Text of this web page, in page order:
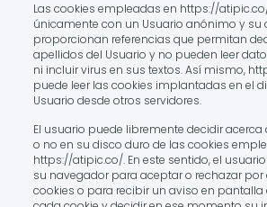
Las cookies empleadas en https://
únicamente con un Usuario anónimo y su
proporcionan referencias que permitan
apellidos del Usuario y no pueden leer
ni incluir virus en sus textos. Así mismo,
puede leer las cookies implantadas en el
Usuario desde otros servidores.
El usuario puede libremente decidir
o no en su disco duro de las cookies
https://atipic.co/. En este sentido, el
su navegador para aceptar o rechazar
cookies o para recibir un aviso en pantalla